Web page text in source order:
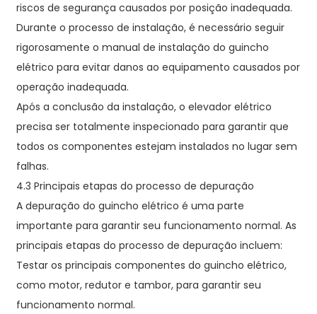
riscos de segurança causados ​​por posição inadequada.
Durante o processo de instalação, é necessário seguir
rigorosamente o manual de instalação do guincho
elétrico para evitar danos ao equipamento causados ​​por
operação inadequada.
Após a conclusão da instalação, o elevador elétrico
precisa ser totalmente inspecionado para garantir que
todos os componentes estejam instalados no lugar sem
falhas.
4.3 Principais etapas do processo de depuração
A depuração do guincho elétrico é uma parte
importante para garantir seu funcionamento normal. As
principais etapas do processo de depuração incluem:
Testar os principais componentes do guincho elétrico,
como motor, redutor e tambor, para garantir seu
funcionamento normal.